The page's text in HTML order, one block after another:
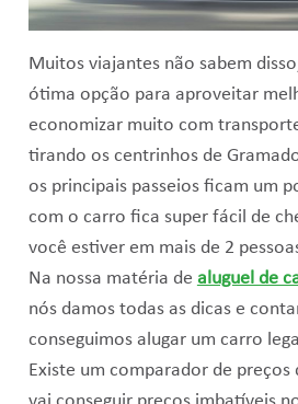
Muitos viajantes não sabem
ótima opção para aproveitar
economizar muito com
tirando os centrinhos de
os principais passeios ficam um
com o carro fica super fácil de
você estiver em mais de 2
Na nossa matéria de aluguel de
nós damos todas as dicas e
conseguimos alugar um carro
Existe um comparador de preços